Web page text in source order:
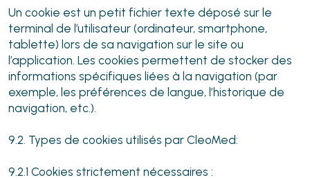
Un cookie est un petit fichier texte déposé sur le
terminal de l’utilisateur (ordinateur, smartphone,
tablette) lors de sa navigation sur le site ou
l’application. Les cookies permettent de stocker des
informations spécifiques liées à la navigation (par
exemple, les préférences de langue, l’historique de
navigation, etc.).
9.2. Types de cookies utilisés par CleoMed:
9.2.1 Cookies strictement nécessaires :